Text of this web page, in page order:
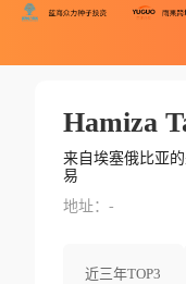
Hamiza
来自埃塞俄比亚
易
地址：-
近三年TOP3